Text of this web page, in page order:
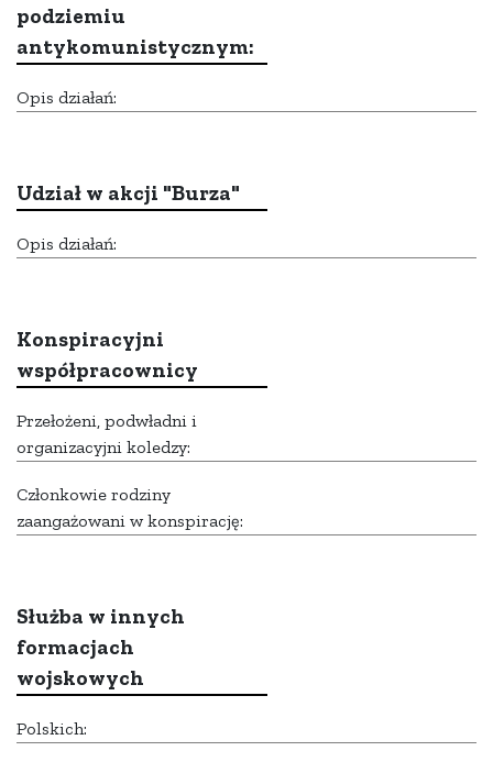
podziemiu
antykomunistycznym:
Opis działań:
Udział w akcji "Burza"
Opis działań:
Konspiracyjni
współpracownicy
Przełożeni, podwładni i
organizacyjni koledzy:
Członkowie rodziny
zaangażowani w konspirację:
Służba w innych
formacjach
wojskowych
Polskich: